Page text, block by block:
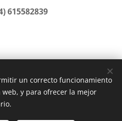
615582839
Cookies
un correcto funcionamiento
y para ofrecer la mejor